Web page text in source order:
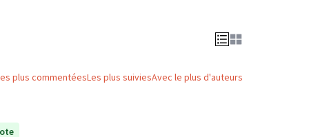
plus commentéesLes plus suiviesAvec le plus d'auteurs